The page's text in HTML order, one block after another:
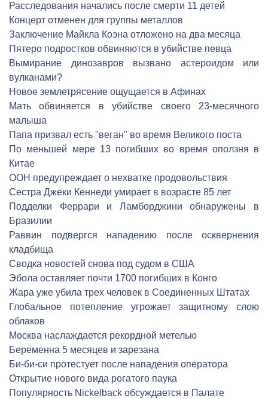
Расследования начались после смерти 11 детей
Концерт отменен для группы металлов
Заключение Майкла Коэна отложено на два месяца
Пятеро подростков обвиняются в убийстве певца
Вымирание динозавров вызвано астероидом или
вулканами?
Новое землетрясение ощущается в Афинах
Мать обвиняется в убийстве своего 23-месячного
малыша
Папа призвал есть "веган" во время Великого поста
По меньшей мере 13 погибших во время оползня в
Китае
ООН предупреждает о нехватке продовольствия
Сестра Джеки Кеннеди умирает в возрасте 85 лет
Подделки Феррари и Ламборджини обнаружены в
Бразилии
Раввин подвергся нападению после осквернения
кладбища
Сводка новостей снова под судом в США
Эбола оставляет почти 1700 погибших в Конго
Жара уже убила трех человек в Соединенных Штатах
Глобальное потепление угрожает защитному слою
облаков
Москва наслаждается рекордной метелью
Беременна 5 месяцев и зарезана
Би-би-си протестует после нападения оператора
Открытие нового вида рогатого паука
Популярность Nickelback обсуждается в Палате